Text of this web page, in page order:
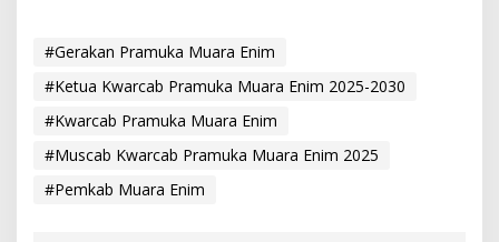
#Gerakan Pramuka Muara Enim
#Ketua Kwarcab Pramuka Muara Enim 2025-2030
#Kwarcab Pramuka Muara Enim
#Muscab Kwarcab Pramuka Muara Enim 2025
#Pemkab Muara Enim